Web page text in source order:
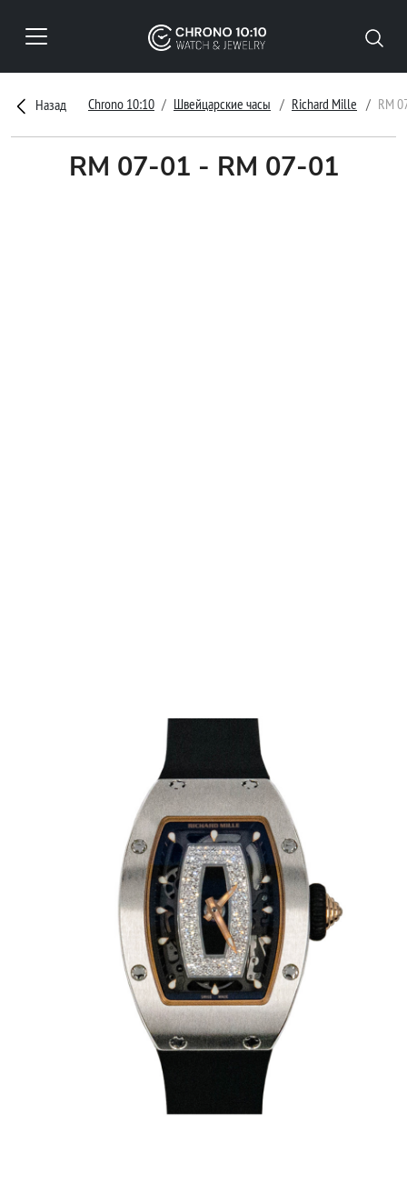
Назад Chrono 10:10 Швейцарские часы Richard Mille RM
RM 07-01 - RM 07-01